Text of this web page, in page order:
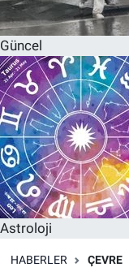
Güncel
Astroloji
HABERLER ÇEVRE